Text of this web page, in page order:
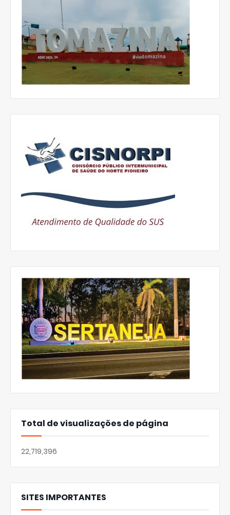
Total de visualizações de página
22,719,396
SITES IMPORTANTES